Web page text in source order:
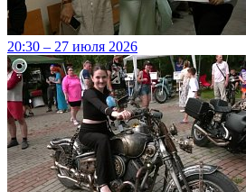
20:30 – 27 июля 2026